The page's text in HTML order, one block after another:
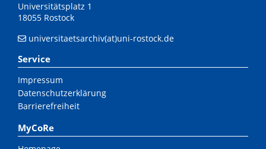
Universitätsplatz 1
18055 Rostock
universitaetsarchiv(at)uni-rostock.de
Service
Impressum
Datenschutzerklärung
Barrierefreiheit
MyCoRe